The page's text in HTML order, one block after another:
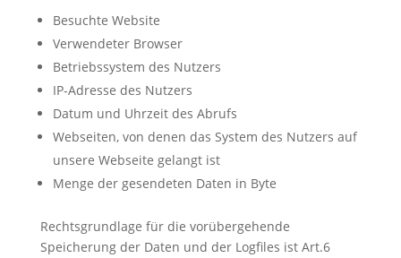
Besuchte Website
Verwendeter Browser
Betriebssystem des Nutzers
IP-Adresse des Nutzers
Datum und Uhrzeit des Abrufs
Webseiten, von denen das System des Nutzers auf
unsere Webseite gelangt ist
Menge der gesendeten Daten in Byte
Rechtsgrundlage für die vorübergehende
Speicherung der Daten und der Logfiles ist Art.6